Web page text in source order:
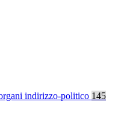
indirizzo-politico 145